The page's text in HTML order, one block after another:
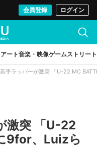
会員登録 ログイン
ート音楽・映像ゲームストリート
手ラッパーが激突 「U-22 MC
激突 「U-22
9for、Luizら